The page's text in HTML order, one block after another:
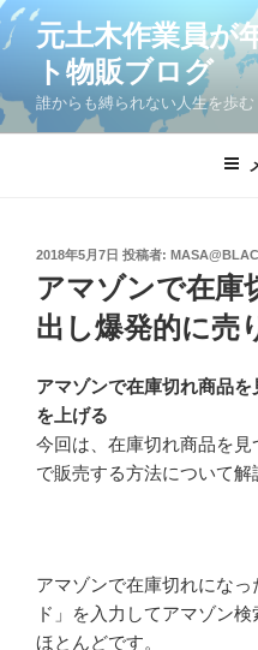
コ
ン
ン
ツ
元土木作業員が
ト物販ブログ
誰からも縛られない人生を歩
投
稿
日:
2018年5月7日 投稿者:
アマゾンで在庫
出し爆発的に売
アマゾンで在庫切れ商品
を上げる
今回は、在庫切れ商品を
で販売する方法について解
アマゾンで在庫切れにな
ド」を入力してアマゾン
ほとんどです。